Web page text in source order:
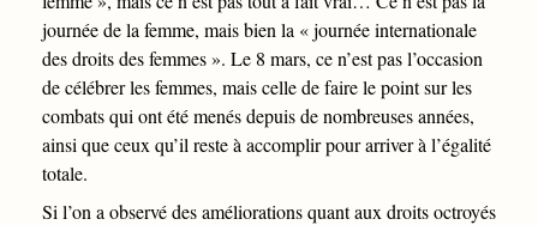
journée de la femme, mais bien la « journée internationale
des droits des femmes ». Le 8 mars, ce n’est pas l’occasion
de célébrer les femmes, mais celle de faire le point sur les
combats qui ont été menés depuis de nombreuses années,
ainsi que ceux qu’il reste à accomplir pour arriver à l’égalité
totale.
Si l’on a observé des améliorations quant aux droits octroyés